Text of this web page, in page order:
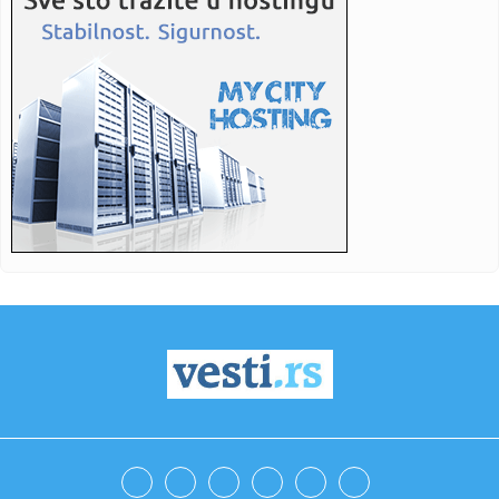
ljudi....
16:20:
16:22:Dvojica radnika povređena u fabrici u Kikindi
16:20:Srpkinjama evropska bronza: Emilija, Natalija i Marija
"upucale" ...
16:17:Povrijeđeni motociklista kod Brčkog van životne opasnosti
Nada Topčagić iskreno o prolaznosti i najvećem strahu:
Gmail uvodi velike promjene od 2027. godine: Milioni
korisnika mo...